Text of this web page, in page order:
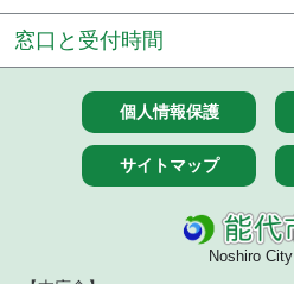
窓口と受付時間
個人情報保護
サイトマップ
Noshiro City